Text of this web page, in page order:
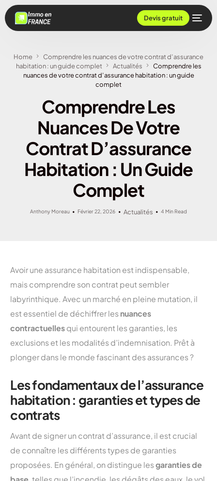
Devis gratuit
Home
Comprendre les nuances de votre contrat d’assurance
habitation : un guide complet
Actualités
Comprendre les
nuances de votre contrat d’assurance habitation : un guide
complet
Comprendre Les
Nuances De Votre
Contrat D’assurance
Habitation : Un Guide
Complet
Anthony Moreau Février 22, 2026 Actualités 4 Min Read
Avoir une assurance habitation est indispensable,
mais comprendre son contrat peut sembler
labyrinthique. Avec un marché en pleine mutation, il
est essentiel de déchiffrer lesnuances
contractuellesqui entourent les garanties, les
exclusions et les modalités d’indemnisation. Prêt à
plonger dans le monde fascinant des assurances ?
Les fondamentaux de l’assurance
habitation : garanties et types de
contrats
Avant de signer un contrat d’assurance, il est crucial
de connaître les différents types de garanties
proposées. En général, on distingue lesgaranties de